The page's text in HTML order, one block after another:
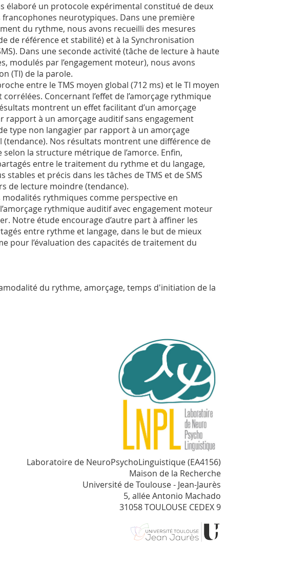
élaboré un protocole expérimental constitué de deux
neurotypiques. Dans une première
du rythme, nous avons recueilli des mesures
de référence et stabilité) et à la Synchronisation
Dans une seconde activité (tâche de lecture à haute
modulés par l’engagement moteur), nous avons
(TI) de la parole.
entre le TMS moyen global (712 ms) et le TI moyen
Concernant l’effet de l’amorçage rythmique
montrent un effet facilitant d’un amorçage
à un amorçage auditif sans engagement
type non langagier par rapport à un amorçage
Nos résultats montrent une différence de
la structure métrique de l’amorce. Enfin,
entre le traitement du rythme et du langage,
et précis dans les tâches de TMS et de SMS
de lecture moindre (tendance).
rythmiques comme perspective en
rythmique auditif avec engagement moteur
Notre étude encourage d’autre part à affiner les
entre rythme et langage, dans le but de mieux
pour l’évaluation des capacités de traitement du
du rythme, amorçage, temps d'initiation de la
Laboratoire de NeuroPsychoLinguistique (EA4156)
Maison de la Recherche
Université de Toulouse - Jean-Jaurès
5, allée Antonio Machado
31058 TOULOUSE CEDEX 9